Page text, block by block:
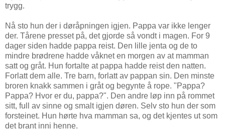
trygg.
Nå sto hun der i døråpningen igjen. Pappa var ikke lenger
der. Tårene presset på, det gjorde så vondt i magen. For 9
dager siden hadde pappa reist. Den lille jenta og de to
mindre brødrene hadde våknet en morgen av at mamman
satt og gråt. Hun fortalte at pappa hadde reist den natten.
Forlatt dem alle. Tre barn, forlatt av pappan sin. Den minste
broren knakk sammen i gråt og begynte å rope. "Pappa?
Pappa? Hvor er du, pappa?". Den andre løp inn på rommet
sitt, full av sinne og smalt igjen døren. Selv sto hun der som
forsteinet. Hun hørte hva mamman sa, og det kjentes ut som
det brant inni henne.